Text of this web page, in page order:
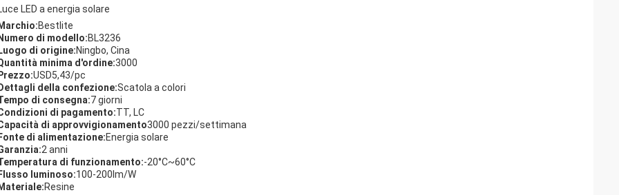
LED a energia solare
Bestlite
di modello:BL3236
di origine:Ningbo, Cina
minima d'ordine:3000
USD5,43/pc
della confezione:Scatola a colori
di consegna:7 giorni
di pagamento:TT, LC
di approvvigionamento3000 pezzi/settimana
di alimentazione:Energia solare
2 anni
di funzionamento:-20°C~60°C
luminoso:100-200lm/W
Resine